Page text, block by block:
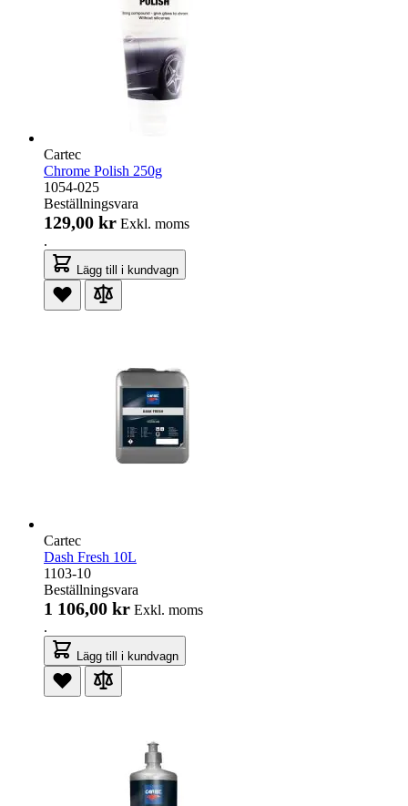
Cartec
Chrome Polish 250g
1054-025
Beställningsvara
129,00 kr Exkl. moms
.
Lägg till i kundvagn
Cartec
Dash Fresh 10L
1103-10
Beställningsvara
1 106,00 kr Exkl. moms
.
Lägg till i kundvagn